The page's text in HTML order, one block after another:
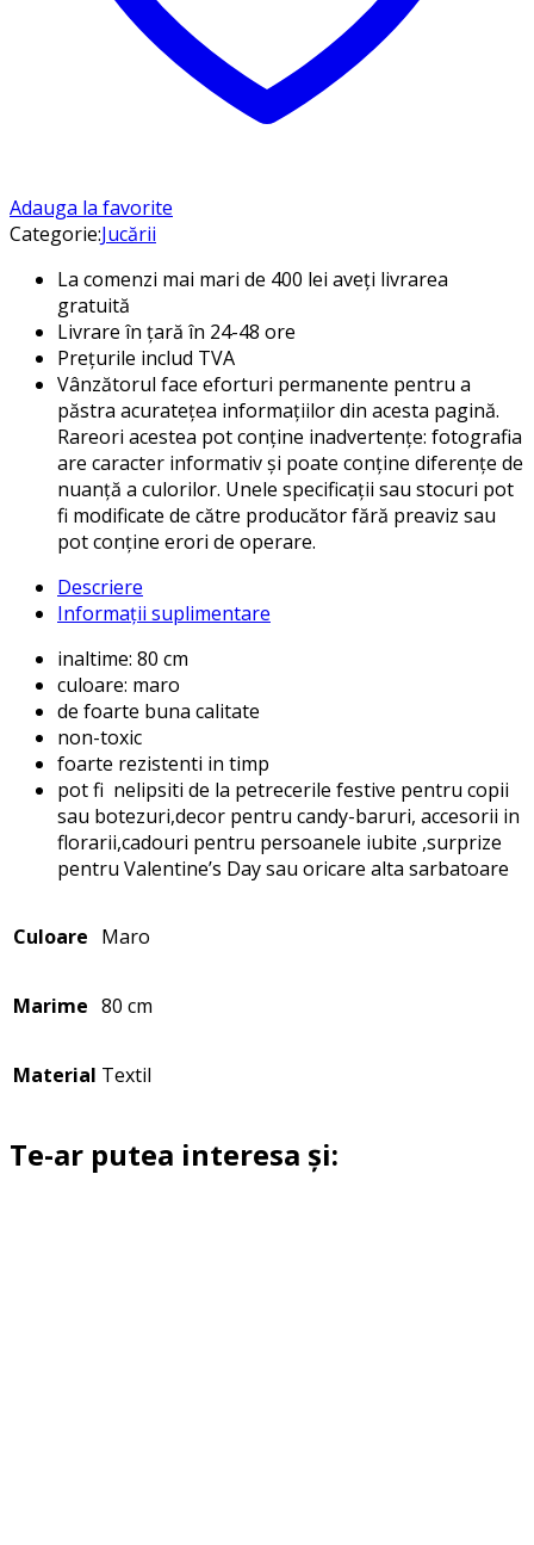
Adauga la favorite
Categorie:Jucării
La comenzi mai mari de 400 lei aveți livrarea
gratuită
Livrare în țară în 24-48 ore
Prețurile includ TVA
Vânzătorul face eforturi permanente pentru a
păstra acuratețea informațiilor din acesta pagină.
Rareori acestea pot conține inadvertențe: fotografia
are caracter informativ și poate conține diferențe de
nuanță a culorilor. Unele specificații sau stocuri pot
fi modificate de către producător fără preaviz sau
pot conține erori de operare.
Descriere
Informații suplimentare
inaltime: 80 cm
culoare: maro
de foarte buna calitate
non-toxic
foarte rezistenti in timp
pot fi nelipsiti de la petrecerile festive pentru copii
sau botezuri,decor pentru candy-baruri, accesorii in
florarii,cadouri pentru persoanele iubite ,surprize
pentru Valentine’s Day sau oricare alta sarbatoare
Culoare Maro
Marime 80 cm
Material Textil
Te-ar putea interesa și: